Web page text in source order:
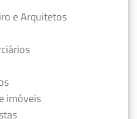
e Arquitetos
imóveis